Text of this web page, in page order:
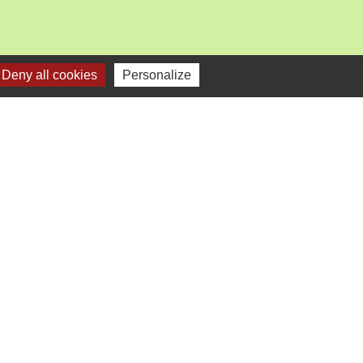
Deny all cookies Personalize